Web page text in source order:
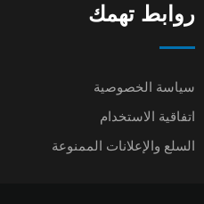
روابط تهمك
سياسة الخصوصية
اتفاقية الاستخدام
السلع والإعلانات الممنوعة